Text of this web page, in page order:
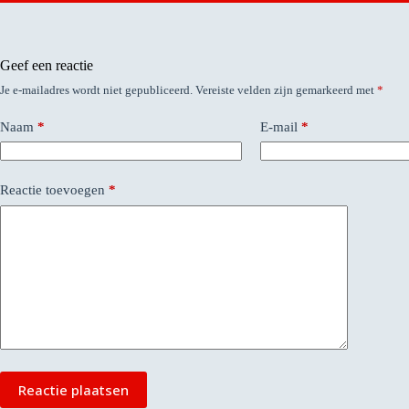
Geef een reactie
Je e-mailadres wordt niet gepubliceerd. Vereiste velden zijn gemarkeerd met *
Naam * E-mail *
Reactie toevoegen *
Reactie plaatsen